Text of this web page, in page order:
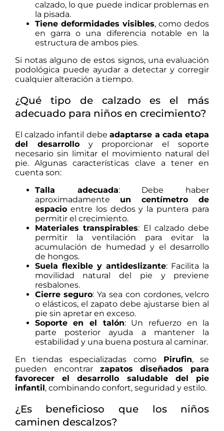
calzado, lo que puede indicar problemas en
la pisada.
Tiene deformidades visibles, como dedos
en garra o una diferencia notable en la
estructura de ambos pies.
Si notas alguno de estos signos, una evaluación
podológica puede ayudar a detectar y corregir
cualquier alteración a tiempo.
¿Qué tipo de calzado es el más
adecuado para niños en crecimiento?
El calzado infantil debeadaptarse a cada etapa
del desarrolloy proporcionar el soporte
necesario sin limitar el movimiento natural del
pie. Algunas características clave a tener en
cuenta son:
Talla adecuada: Debe haber
aproximadamente un centímetro de
espacioentre los dedos y la puntera para
permitir el crecimiento.
Materiales transpirables: El calzado debe
permitir la ventilación para evitar la
acumulación de humedad y el desarrollo
de hongos.
Suela flexible y antideslizante: Facilita la
movilidad natural del pie y previene
resbalones.
Cierre seguro: Ya sea con cordones, velcro
o elásticos, el zapato debe ajustarse bien al
pie sin apretar en exceso.
Soporte en el talón: Un refuerzo en la
parte posterior ayuda a mantener la
estabilidad y una buena postura al caminar.
En tiendas especializadas como Pirufin, se
pueden encontrar zapatos diseñados para
favorecer el desarrollo saludable del pie
infantil, combinando confort, seguridad y estilo.
¿Es beneficioso que los niños
caminen descalzos?